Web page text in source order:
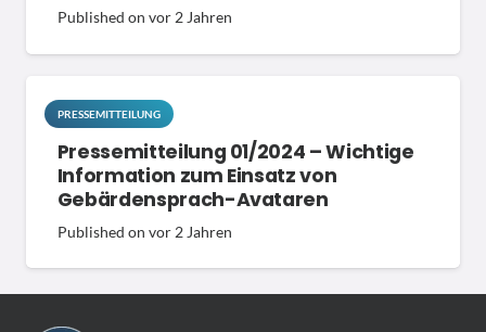
Published on vor 2 Jahren
PRESSEMITTEILUNG
Pressemitteilung 01/2024 – Wichtige
Information zum Einsatz von
Gebärdensprach-Avataren
Published on vor 2 Jahren